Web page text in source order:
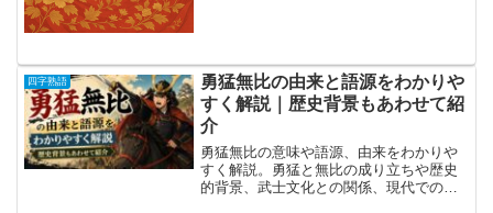
四字熟語
勇猛無比の由来と語源をわかりや
すく解説｜歴史背景もあわせて紹
介
勇猛無比の意味や語源、由来をわかりや
すく解説。勇猛と無比の成り立ちや歴史
的背景、武士文化との関係、現代での使